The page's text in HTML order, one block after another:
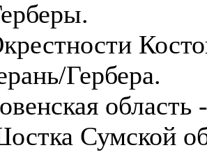
Гербера.
Сумской